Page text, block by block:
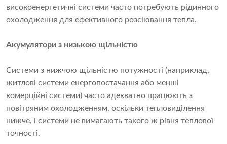
високоенергетичні системи часто потребують рідинного
охолодження для ефективного розсіювання тепла.
Акумулятори з низькою щільністю
Системи з нижчою щільністю потужності (наприклад,
житлові системи енергопостачання або менші
комерційні системи) часто адекватно працюють з
повітряним охолодженням, оскільки тепловиділення
нижче, і системи не вимагають такого ж рівня теплової
точності.